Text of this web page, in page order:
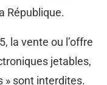
République.
la vente ou l’offre
jetables,
» sont interdites.